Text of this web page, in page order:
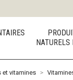
NATURELS
et vitamines